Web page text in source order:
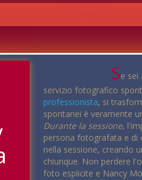
Se sei
servizio fotografico
professionista, si
spontanei è veramente
Durante la sessione,
persona fotografata e di
nella sessione, creando
chiunque. Non perdere
foto esplicite e Nancy